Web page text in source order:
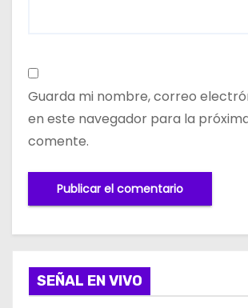
Guarda mi nombre, correo
en este navegador para la
comente.
SEÑAL EN VIVO